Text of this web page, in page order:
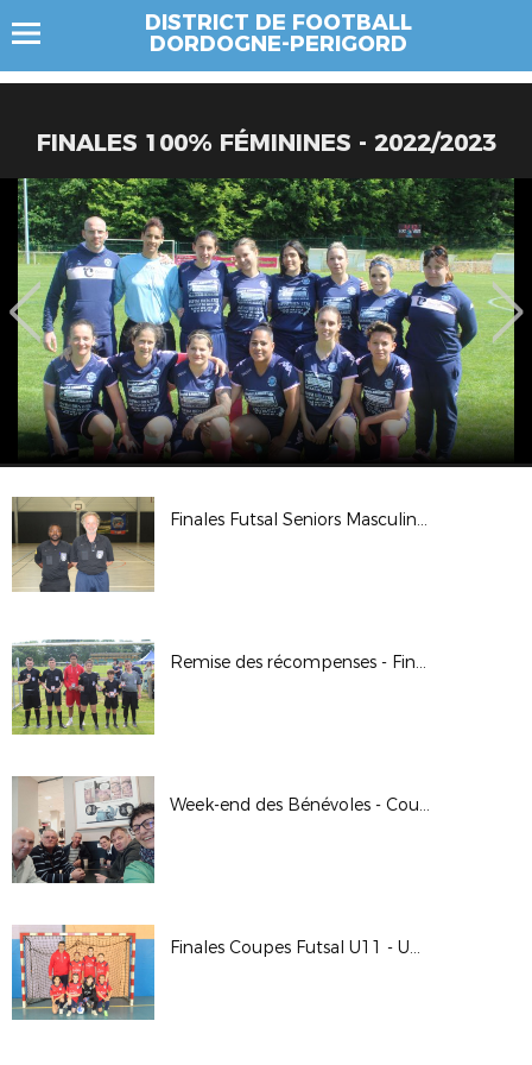
DISTRICT DE FOOTBALL
DORDOGNE-PERIGORD
FINALES 100% FÉMININES - 2022/2023
Finales Futsal Seniors Masculin - 2022/2023
Remise des récompenses - Finale Jour de Foot U11 - 2022/2023
Week-end des Bénévoles - Coupe de France - 2022/2023
Finales Coupes Futsal U11 - U13 - U14 / U17 F - 2022/2023